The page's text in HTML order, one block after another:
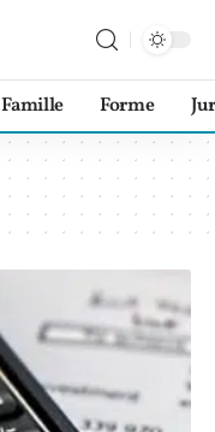
Famille Forme